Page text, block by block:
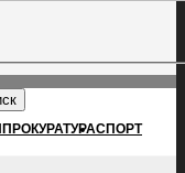
ПРОКУРАТУРАСПОРТ